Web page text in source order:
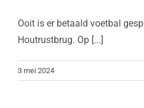
Ooit is er betaald voetbal
Houtrustbrug. Op [...]
3 mei 2024